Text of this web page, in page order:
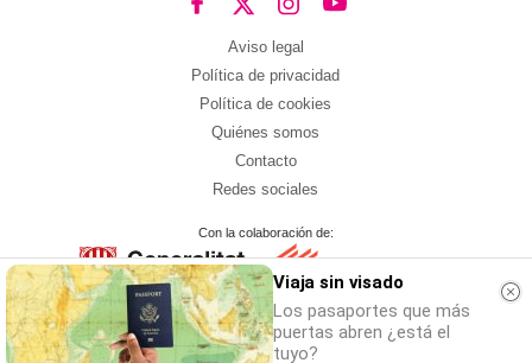
Aviso legal
Política de privacidad
Política de cookies
Quiénes somos
Contacto
Redes sociales
Con la colaboración de:
Viaja sin visado
Los pasaportes que más
puertas abren ¿está el
tuyo?